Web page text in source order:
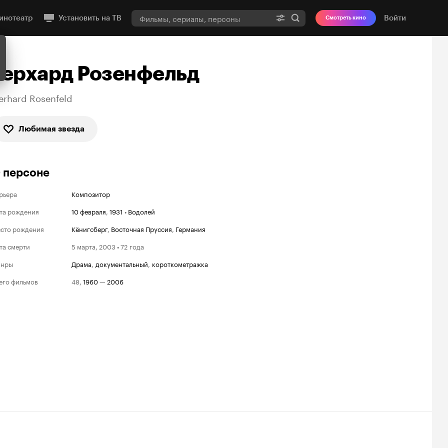
Установить на ТВ Смотреть кино Войти
Розенфельд
Rosenfeld
Любимая звезда
Композитор
рождения
10 февраля, 1931 • Водолей
рождения
Кёнигсберг, Восточная Пруссия, Германия
смерти
5 марта, 2003 • 72 года
драма, документальный, короткометражка
фильмов
48, 1960— 2006